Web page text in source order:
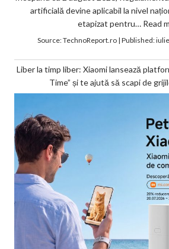
artificială devine aplicabil la nivel
etapizat pentru… Read
Source:TechnoReport.ro| Published:
Liber la timp liber: Xiaomi lansează
Time” și te ajută să scapi de